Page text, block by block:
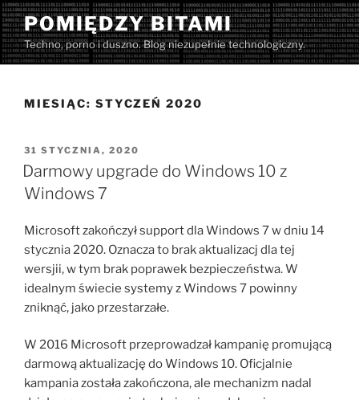
Przejdź
do
treści
POMIĘDZY BITAMI
Techno, porno i duszno. Blog niezupełnie technologiczny.
MIESIĄC: STYCZEŃ 2020
OPUBLIKOWANE
W
31 STYCZNIA, 2020
Darmowy upgrade do Windows 10 z
Windows 7
Microsoft zakończył support dla Windows 7 w dniu 14
stycznia 2020. Oznacza to brak aktualizacj dla tej
wersjii, w tym brak poprawek bezpieczeństwa. W
idealnym świecie systemy z Windows 7 powinny
zniknąć, jako przestarzałe.
W 2016 Microsoft przeprowadzał kampanię promującą
darmową aktualizację do Windows 10. Oficjalnie
kampania została zakończona, ale mechanizm nadal